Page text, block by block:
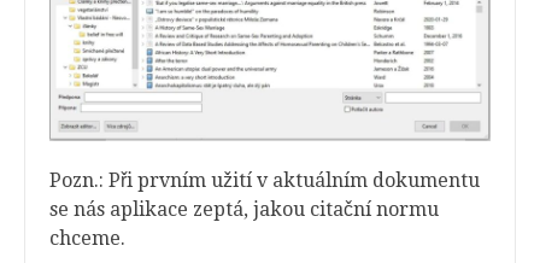
Pozn.: Při prvním užití v aktuálním dokumentu
se nás aplikace zeptá, jakou citační normu
chceme.